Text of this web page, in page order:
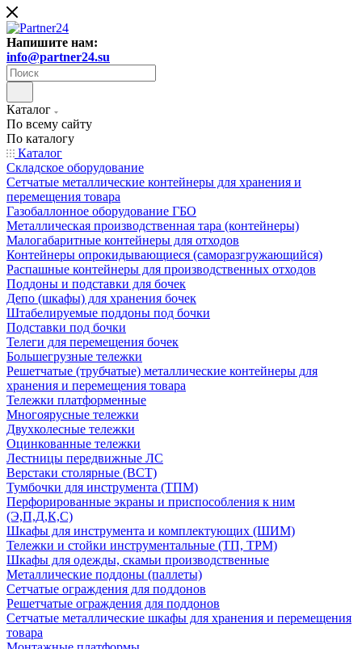
Напишите нам:
info@partner24.su
Каталог
По всему сайту
По каталогу
Каталог
Складское оборудование
Сетчатые металлические контейнеры для хранения и
перемещения товара
Газобаллонное оборудование ГБО
Металлическая производственная тара (контейнеры)
Малогабаритные контейнеры для отходов
Контейнеры опрокидывающиеся (саморазгружающийся)
Распашные контейнеры для производственных отходов
Поддоны и подставки для бочек
Депо (шкафы) для хранения бочек
Штабелируемые поддоны под бочки
Подставки под бочки
Телеги для перемещения бочек
Большегрузные тележки
Решетчатые (трубчатые) металлические контейнеры для
хранения и перемещения товара
Тележки платформенные
Многоярусные тележки
Двухколесные тележки
Оцинкованные тележки
Лестницы передвижные ЛС
Верстаки столярные (ВСТ)
Тумбочки для инструмента (ТПМ)
Перфорированные экраны и приспособления к ним
(Э,П,Д,К,С)
Шкафы для инструмента и комплектующих (ШИМ)
Тележки и стойки инструментальные (ТП, ТРМ)
Шкафы для одежды, скамьи производственные
Металлические поддоны (паллеты)
Сетчатые ограждения для поддонов
Решетчатые ограждения для поддонов
Сетчатые металлические шкафы для хранения и перемещения
товара